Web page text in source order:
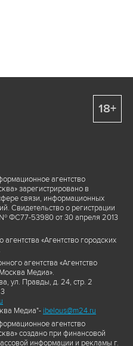
агентство
зарегистрировано в
связи, информационных
Свидетельство о регистрации
ФС77-53980 от 30 апреля 2013
«Агентство городских
агентства «Агентство
Медиа».
ул. Правды, д. 24, стр. 2
Медиа"- ibelous@m24.ru
агентство
создано при финансовой
информации и рекламы г.
18+